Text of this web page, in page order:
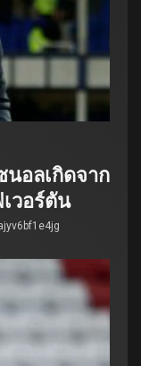
นอลเกิดจาก
วอร์ตัน